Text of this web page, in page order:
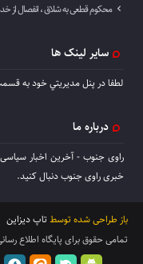
محکوم قطعی به شلاق ، انفصال از
سایر لینک ها
لطفا در پنل مديريتي خود به
درباره ما
راوی جنوب - آخرین اخبار
خبری راوی جنوب دنبال کنید.
باز طراحی شده توسط تاپ دیزاین
تمامی حقوق برای پایگاه اطلاع